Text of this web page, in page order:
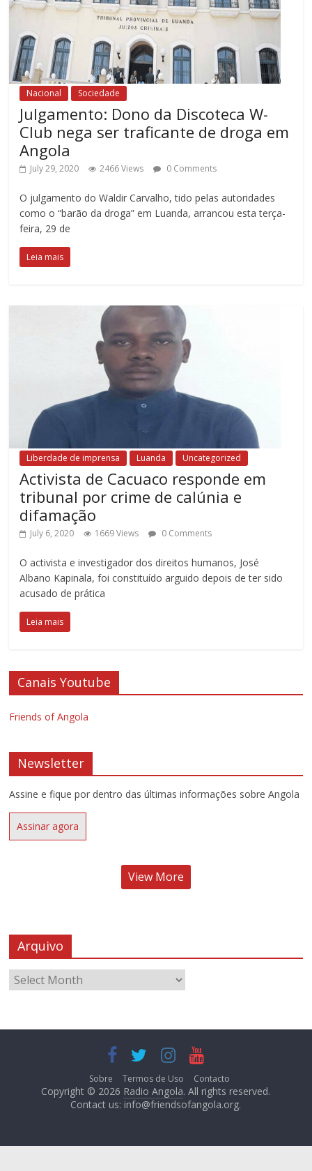
Nacional Sociedade
Julgamento: Dono da Discoteca W-
Club nega ser traficante de droga em
Angola
July 29, 2020 2466 Views 0 Comments
O julgamento do Waldir Carvalho, tido pelas autoridades
como o “barão da droga” em Luanda, arrancou esta terça-
feira, 29 de
Leia mais
Liberdade de imprensa Luanda Uncategorized
Activista de Cacuaco responde em
tribunal por crime de calúnia e
difamação
July 6, 2020 1669 Views 0 Comments
O activista e investigador dos direitos humanos, José
Albano Kapinala, foi constituído arguido depois de ter sido
acusado de prática
Leia mais
Canais Youtube
Friends of Angola
Newsletter
Assine e fique por dentro das últimas informações sobre Angola
Assinar agora
View More
Arquivo
Sobre Termos de Uso Contacto
Copyright © 2026 Radio Angola. All rights reserved.
Contact us: info@friendsofangola.org.